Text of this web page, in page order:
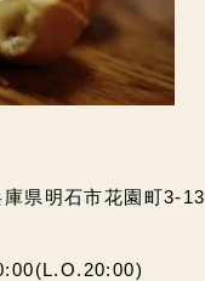
県明石市花園町3-13